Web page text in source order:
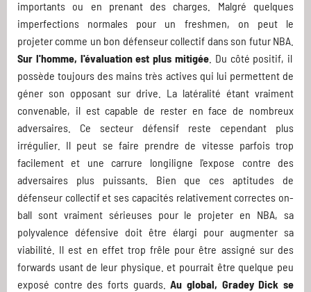
importants ou en prenant des charges. Malgré quelques
imperfections normales pour un freshmen, on peut le
projeter comme un bon défenseur collectif dans son futur NBA.
Sur l'homme, l'évaluation est plus mitigée . Du côté positif, il
possède toujours des mains très actives qui lui permettent de
géner son opposant sur drive. La latéralité étant vraiment
convenable, il est capable de rester en face de nombreux
adversaires. Ce secteur défensif reste cependant plus
irrégulier. Il peut se faire prendre de vitesse parfois trop
facilement et une carrure longiligne l'expose contre des
adversaires plus puissants. Bien que ces aptitudes de
défenseur collectif et ses capacités relativement correctes on-
ball sont vraiment sérieuses pour le projeter en NBA, sa
polyvalence défensive doit être élargi pour augmenter sa
viabilité. Il est en effet trop frêle pour être assigné sur des
forwards usant de leur physique. et pourrait être quelque peu
exposé contre des forts guards. Au global, Gradey Dick se